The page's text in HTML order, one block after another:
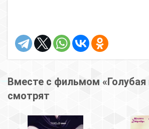
Вместе с фильмом «Голубая
смотрят